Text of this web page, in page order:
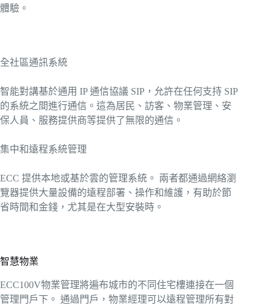
體驗。
全社區通訊系統
智能對講基於通用 IP 通信協議 SIP，允許在任何支持 SIP
的系統之間進行通信。這為居民、訪客、物業管理、安
保人員、服務提供商等提供了無限的通信。
集中和遠程系統管理
ECC 提供本地或基於雲的管理系統。 兩者都通過網絡瀏
覽器提供大量設備的遠程部署、操作和維護，有助於節
省時間和金錢，尤其是在大型安裝時。
智慧物業
ECC100V物業管理將遍布城市的不同住宅樓連接在一個
管理門戶下。 通過門戶，物業經理可以遠程管理所有對